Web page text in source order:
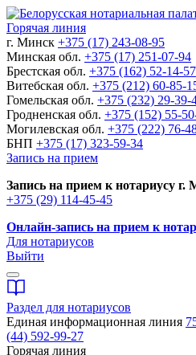
Горячая линия
г. Минск +375 (17) 243-08-95
Минская обл. +375 (17) 251-07-94
Брестская обл. +375 (162) 52-14-57
Витебская обл. +375 (212) 60-85-
Гомельская обл. +375 (232) 29-39-
Гродненская обл. +375 (152) 55-
Могилевская обл. +375 (222) 76-
БНП +375 (17) 323-59-34
Запись на прием
Запись на прием к нотариусу г.
+375 (29) 114-45-45
Онлайн-запись на прием к
Для нотариусов
Выйти
Раздел для нотариусов
Единая информационная линия
(44) 592-99-27
Горячая линия